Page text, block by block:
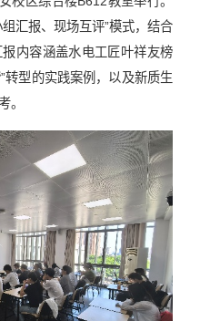
汇报、现场互评”模式，结合
内容涵盖水电工匠叶祥友榜
转型的实践案例，以及新质生
。